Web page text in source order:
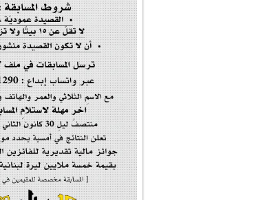
إحتفالية تكريم ا...
#فاطمة_روحي
مولد السيدة #الز�...
#أم_الشهداء
#النجم_الثاقب